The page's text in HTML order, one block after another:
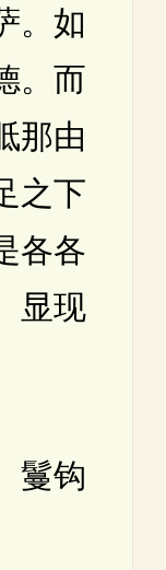
如
。而
那由
之下
各各
显现
钩